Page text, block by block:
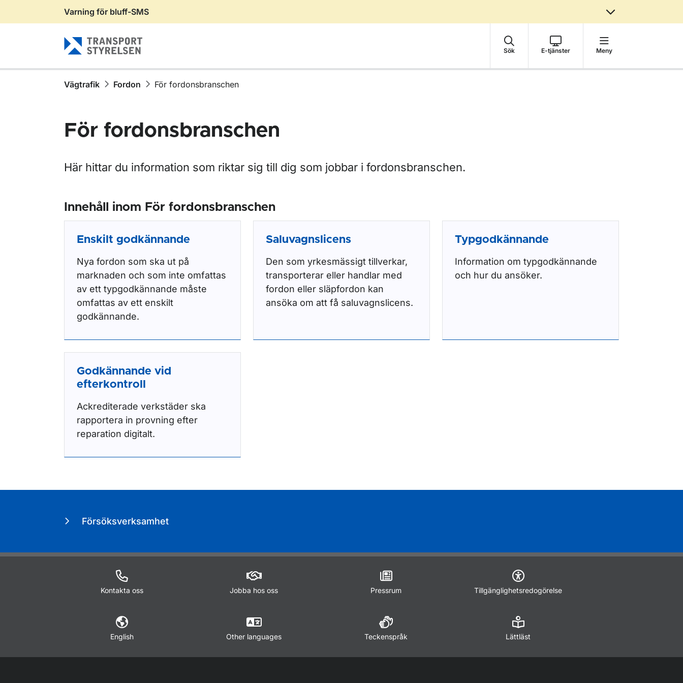
Gå till sidans innehåll
Varning för bluff-SMS
Sök E-tjänster Meny
Vägtrafik Fordon För fordonsbranschen
För fordonsbranschen
Här hittar du information som riktar sig till dig som jobbar i fordonsbranschen.
Innehåll inom För fordonsbranschen
Enskilt godkännande
Nya fordon som ska ut på
marknaden och som inte omfattas
av ett typgodkännande måste
omfattas av ett enskilt
godkännande.
Saluvagnslicens
Den som yrkesmässigt tillverkar,
transporterar eller handlar med
fordon eller släpfordon kan
ansöka om att få saluvagnslicens.
Typgodkännande
Information om typgodkännande
och hur du ansöker.
Godkännande vid
efterkontroll
Ackrediterade verkstäder ska
rapportera in provning efter
reparation digitalt.
Försöksverksamhet
Kontakta oss Jobba hos oss Pressrum Tillgänglighetsredogörelse
English Other languages Teckenspråk Lättläst